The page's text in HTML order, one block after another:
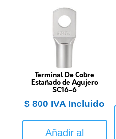
Terminal De Cobre
Estañado de Agujero
SC16-6
$ 800 IVA Incluido
Añadir al